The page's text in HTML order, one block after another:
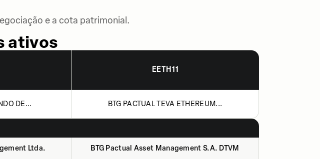
e a cota patrimonial.
ativos
EETH11
DE... BTG PACTUAL TEVA ETHEREUM...
Ltda. BTG Pactual Asset Management S.A. DTVM